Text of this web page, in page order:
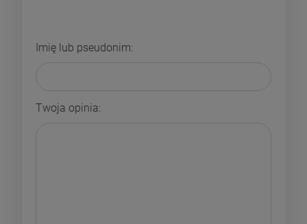
Imię lub pseudonim:
Twoja opinia: